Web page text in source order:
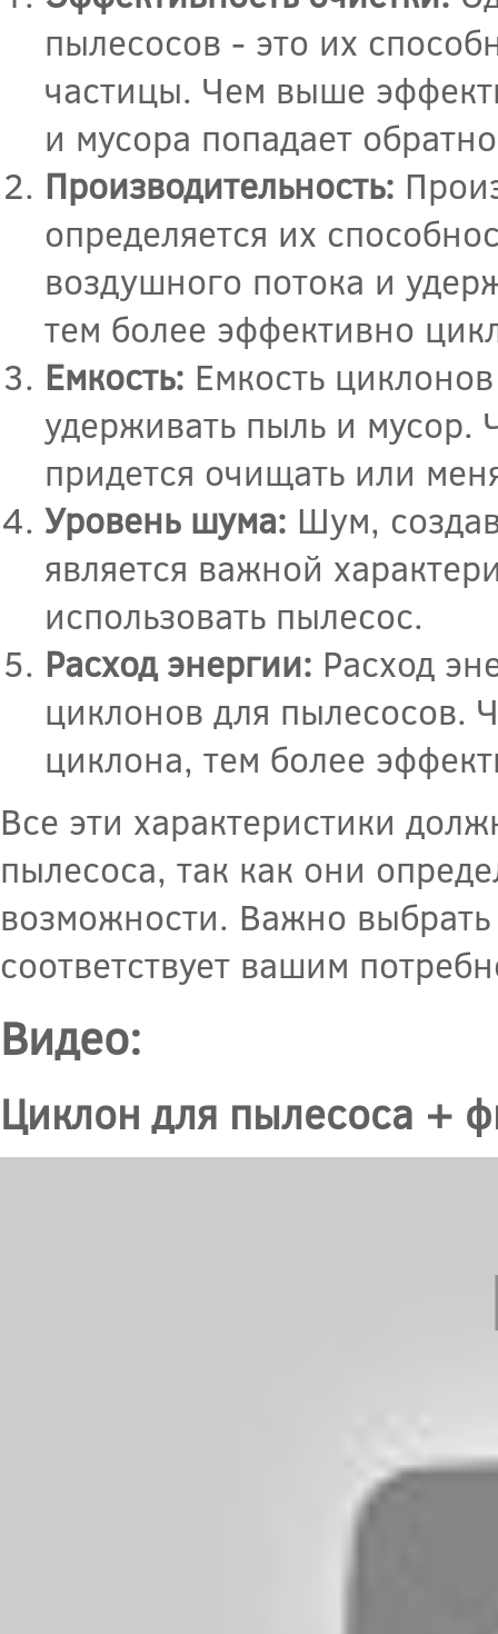
пылесосов - это их
частицы. Чем выше
и мусора попадает
Производительность:
определяется их
воздушного потока и
тем более эффективно
Емкость: Емкость
удерживать пыль и мусор.
придется очищать или
Уровень шума: Шум,
является важной
использовать пылесос.
Расход энергии: Расход
циклонов для пылесосов.
циклона, тем более
Все эти характеристики
пылесоса, так как они
возможности. Важно
соответствует вашим
Видео:
Циклон для пылесоса +